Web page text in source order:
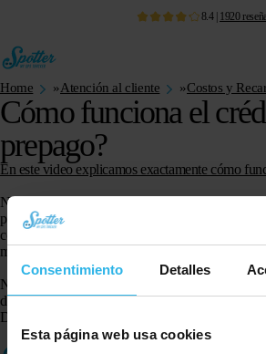
Consentimiento Detalles
Esta página web usa cookies
8.4| 1920
Home »Atención al cliente »Costos y
Cómo funciona el
prepago?
En este video explicamos exactamente cómo
No está atado a contratos o costos de suscripción.
producto está equipado con una tarjeta SIM
con un crédito prepago. Así que no tienes que
mismo.
Nuestros productos utilizan
desea utilizar el Spotter. Puede elegir entre 3, 6,
Dentro de este período puede hacer un uso